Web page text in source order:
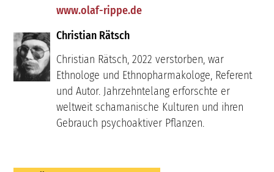
www.olaf-rippe.de
Christian Rätsch
Christian Rätsch, 2022 verstorben, war
Ethnologe und Ethnopharmakologe, Referent
und Autor. Jahrzehntelang erforschte er
weltweit schamanische Kulturen und ihren
Gebrauch psychoaktiver Pflanzen.